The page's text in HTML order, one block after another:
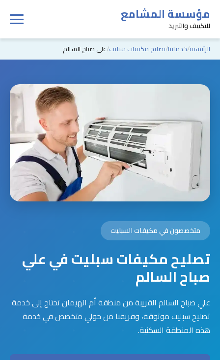
مؤسسة المشامع
للتكييف والتبريد
الرئيسية خدماتنا تصليح مكيفات سبليت علي صباح السالم
متخصصون في مكيفات السبليت
تصليح مكيفات سبليت في علي
صباح السالم
علي صباح السالم القريبة من منطقة أم الهيمان تحتاج إلى خدمة
تصليح سبليت موثوقة، وفريقنا من حولي متخصص في خدمة
هذه المنطقة السكنية.